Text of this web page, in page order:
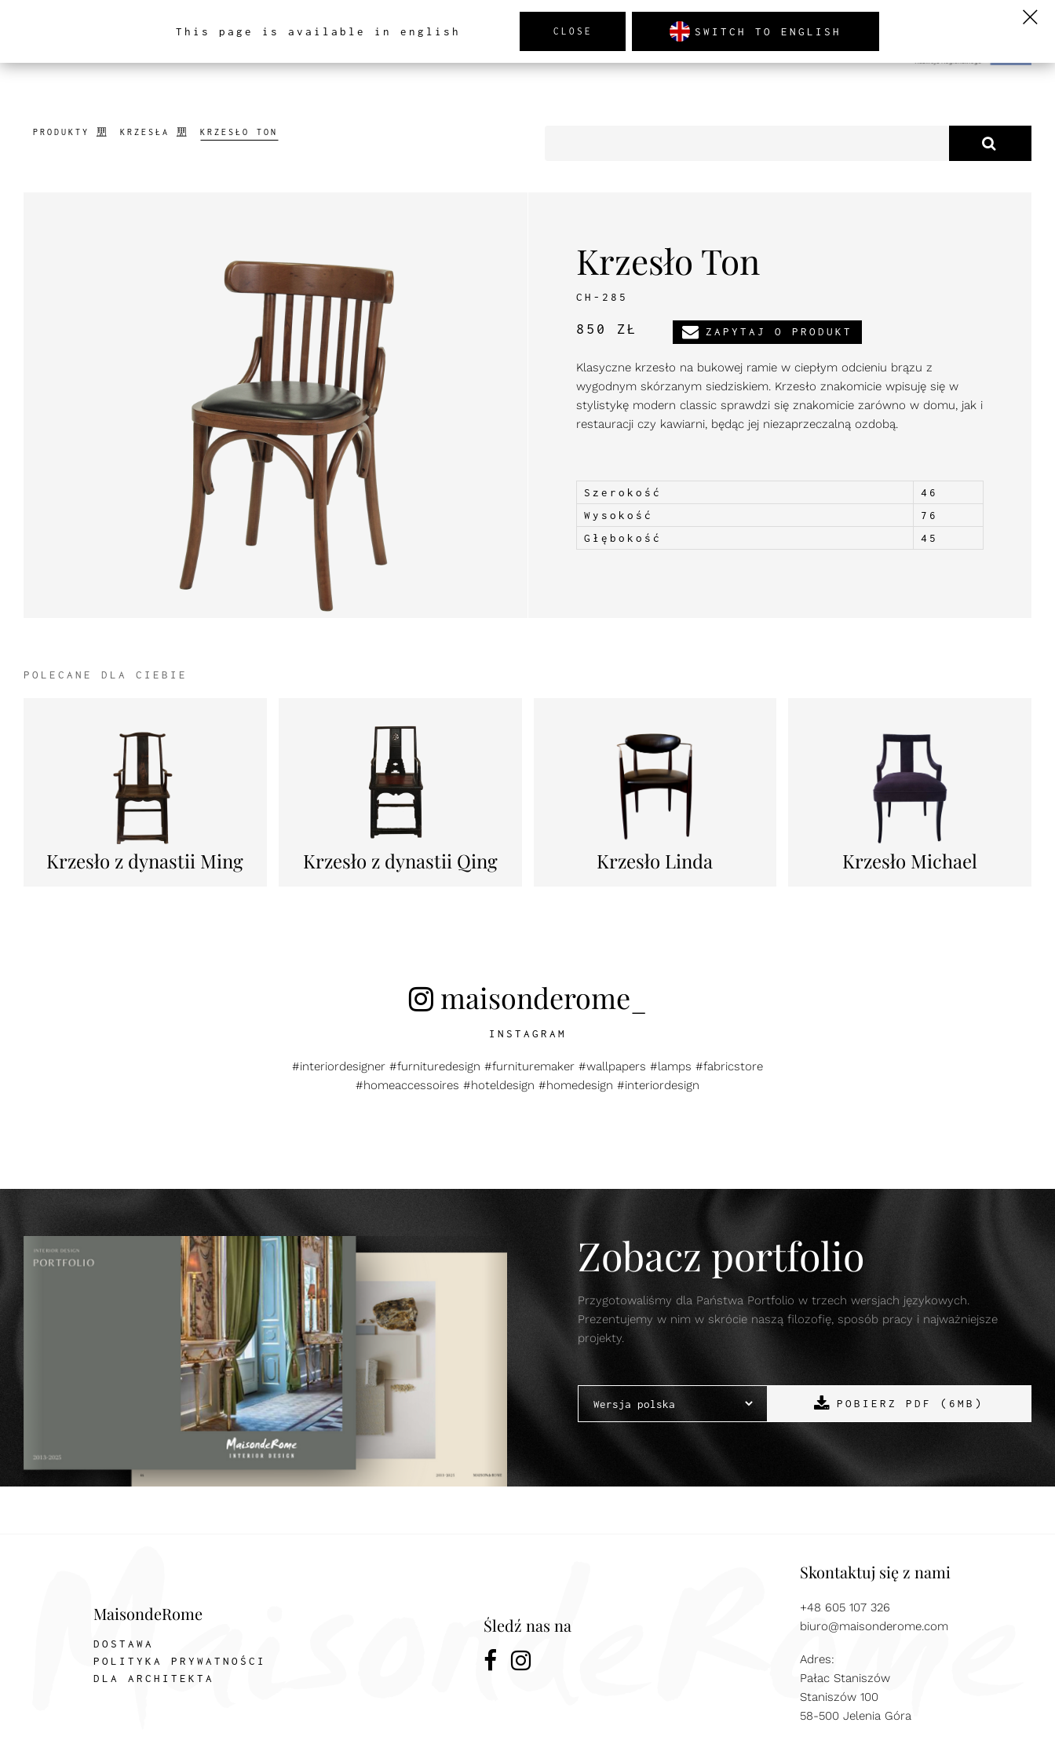
ARCHITEKTURA WNĘTRZ PRODUKTY AKTUALNOŚCI O NAS
PRODUKTY KRZESŁA KRZESŁO TON
Krzesło Ton
CH-285
850 ZŁ ZAPYTAJ O PRODUKT
Klasyczne krzesło na bukowej ramie w ciepłym odcieniu brązu z
wygodnym skórzanym siedziskiem. Krzesło znakomicie wpisuję się w
stylistykę modern classic sprawdzi się znakomicie zarówno w domu, jak i
restauracji czy kawiarni, będąc jej niezaprzeczalną ozdobą.
Szerokość
46
Wysokość
76
Głębokość
45
POLECANE DLA CIEBIE
Krzesło z dynastii Ming Krzesło z dynastii Qing Krzesło Linda Krzesło Michael
maisonderome_
INSTAGRAM
#interiordesigner #furnituredesign #furnituremaker #wallpapers #lamps #fabricstore
#homeaccessoires #hoteldesign #homedesign #interiordesign
Zobacz portfolio
Przygotowaliśmy dla Państwa Portfolio w trzech wersjach językowych.
Prezentujemy w nim w skrócie naszą filozofię, sposób pracy i najważniejsze
projekty.
POBIERZ PDF (6MB)
MaisondeRome
DOSTAWA
POLITYKA PRYWATNOŚCI
DLA ARCHITEKTA
Śledź nas na
Skontaktuj się z nami
+48 605 107 326
biuro@maisonderome.com
Adres:
Pałac Staniszów
Staniszów 100
58-500 Jelenia Góra
This page is available in english CLOSE SWITCH TO ENGLISH